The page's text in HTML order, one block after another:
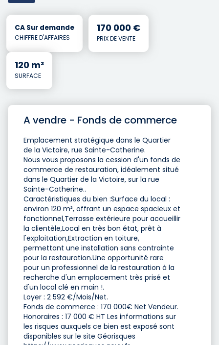
CA Sur demande
CHIFFRE D'AFFAIRES
170 000 €
PRIX DE VENTE
120 m²
SURFACE
A vendre - Fonds de commerce
Emplacement stratégique dans le Quartier
de la Victoire, rue Sainte-Catherine.
Nous vous proposons la cession d'un fonds de
commerce de restauration, idéalement situé
dans le Quartier de la Victoire, sur la rue
Sainte-Catherine..
Caractéristiques du bien :Surface du local :
environ 120 m², offrant un espace spacieux et
fonctionnel,Terrasse extérieure pour accueillir
la clientèle,Local en très bon état, prêt à
l'exploitation,Extraction en toiture,
permettant une installation sans contrainte
pour la restauration.Une opportunité rare
pour un professionnel de la restauration à la
recherche d'un emplacement très prisé et
d'un local clé en main !.
Loyer : 2 592 €/Mois/Net.
Fonds de commerce : 170 000€ Net Vendeur.
Honoraires : 17 000 € HT Les informations sur
les risques auxquels ce bien est exposé sont
disponibles sur le site Géorisques